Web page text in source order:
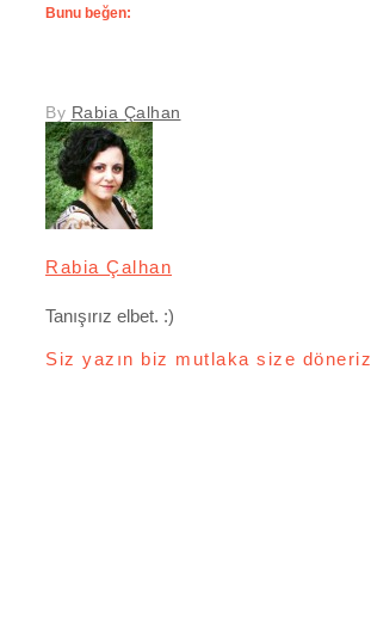
Bunu beğen:
By Rabia Çalhan
Rabia Çalhan
Tanışırız elbet. :)
Siz yazın biz mutlaka size